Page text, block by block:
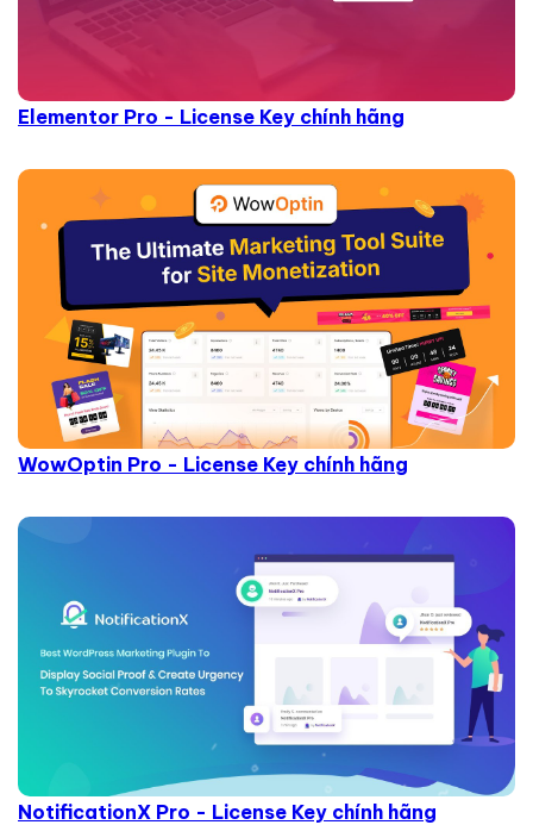
Elementor Pro - License Key chính hãng
WowOptin Pro - License Key chính hãng
NotificationX Pro - License Key chính hãng